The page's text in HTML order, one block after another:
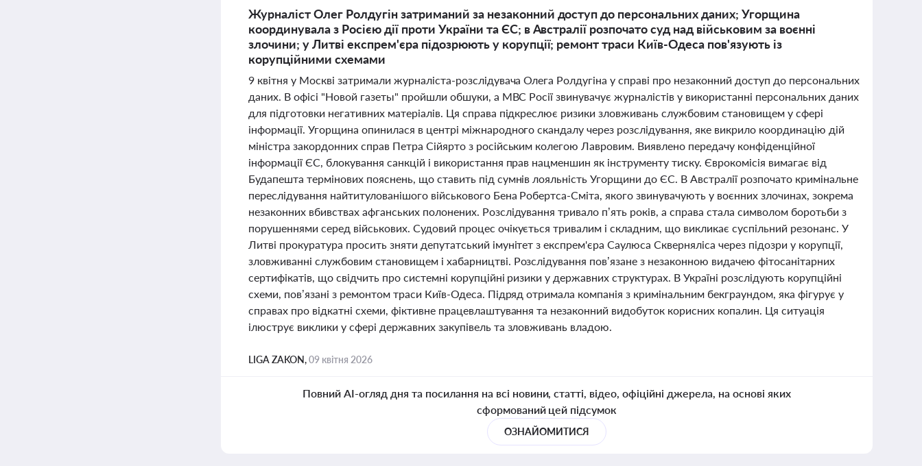
Журналіст Олег Ролдугін затриманий за незаконний доступ до персональних даних; Угорщина
координувала з Росією дії проти України та ЄС; в Австралії розпочато суд над військовим за воєнні
злочини; у Литві експрем'єра підозрюють у корупції; ремонт траси Київ-Одеса пов'язують із
корупційними схемами
9 квітня у Москві затримали журналіста-розслідувача Олега Ролдугіна у справі про незаконний доступ до персональних
даних. В офісі "Новой газеты" пройшли обшуки, а МВС Росії звинувачує журналістів у використанні персональних даних
для підготовки негативних матеріалів. Ця справа підкреслює ризики зловживань службовим становищем у сфері
інформації. Угорщина опинилася в центрі міжнародного скандалу через розслідування, яке викрило координацію дій
міністра закордонних справ Петра Сійярто з російським колегою Лавровим. Виявлено передачу конфіденційної
інформації ЄС, блокування санкцій і використання прав нацменшин як інструменту тиску. Єврокомісія вимагає від
Будапешта термінових пояснень, що ставить під сумнів лояльність Угорщини до ЄС. В Австралії розпочато кримінальне
переслідування найтитулованішого військового Бена Робертса-Сміта, якого звинувачують у воєнних злочинах, зокрема
незаконних вбивствах афганських полонених. Розслідування тривало п’ять років, а справа стала символом боротьби з
порушеннями серед військових. Судовий процес очікується тривалим і складним, що викликає суспільний резонанс. У
Литві прокуратура просить зняти депутатський імунітет з експрем'єра Саулюса Скверняліса через підозри у корупції,
зловживанні службовим становищем і хабарництві. Розслідування пов’язане з незаконною видачею фітосанітарних
сертифікатів, що свідчить про системні корупційні ризики у державних структурах. В Україні розслідують корупційні
схеми, пов’язані з ремонтом траси Київ-Одеса. Підряд отримала компанія з кримінальним бекграундом, яка фігурує у
справах про відкатні схеми, фіктивне працевлаштування та незаконний видобуток корисних копалин. Ця ситуація
ілюструє виклики у сфері державних закупівель та зловживань владою.
LIGA ZAKON,09 квітня 2026
Повний AI-огляд дня та посилання на всі новини, статті, відео, офіційні джерела, на основі яких
сформований цей підсумок
ОЗНАЙОМИТИСЯ